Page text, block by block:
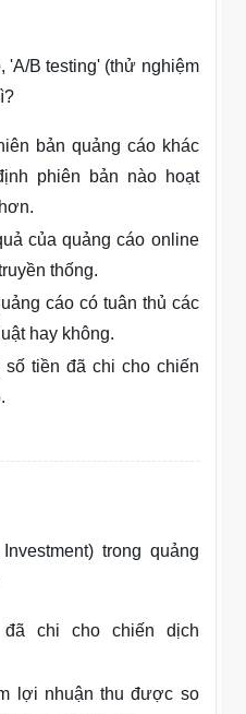
'A/B testing' (thử nghiệm
bản quảng cáo khác
phiên bản nào hoạt
của quảng cáo online
thống.
cáo có tuân thủ các
hay không.
tiền đã chi cho chiến
trong quảng
chi cho chiến dịch
lợi nhuận thu được so